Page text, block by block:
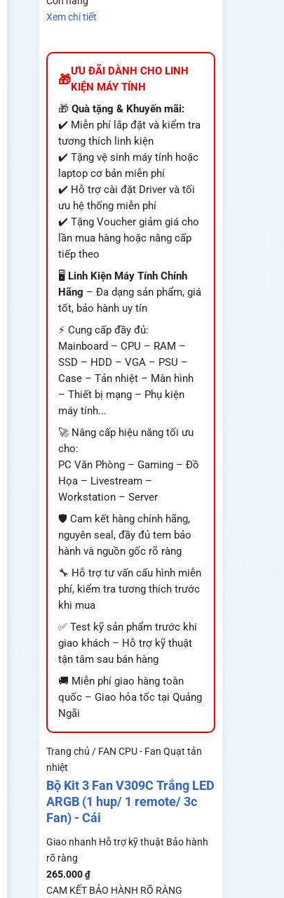
Xem chi tiết
ƯU ĐÃI DÀNH CHO LINH
KIỆN MÁY TÍNH
🎁Quà tặng & Khuyến mãi:
✔️ Miễn phí lắp đặt và kiểm tra
tương thích linh kiện
✔️ Tặng vệ sinh máy tính hoặc
laptop cơ bản miễn phí
✔️ Hỗ trợ cài đặt Driver và tối
ưu hệ thống miễn phí
✔️ Tặng Voucher giảm giá cho
lần mua hàng hoặc nâng cấp
tiếp theo
🖥️ Linh Kiện Máy Tính Chính
Hãng – Đa dạng sản phẩm, giá
tốt, bảo hành uy tín
⚡ Cung cấp đầy đủ:
Mainboard – CPU – RAM –
SSD – HDD – VGA – PSU –
Case – Tản nhiệt – Màn hình
– Thiết bị mạng – Phụ kiện
máy tính...
🚀 Nâng cấp hiệu năng tối ưu
cho:
PC Văn Phòng – Gaming – Đồ
Họa – Livestream –
Workstation – Server
🛡️ Cam kết hàng chính hãng,
nguyên seal, đầy đủ tem bảo
hành và nguồn gốc rõ ràng
🔧 Hỗ trợ tư vấn cấu hình miễn
phí, kiểm tra tương thích trước
khi mua
✅ Test kỹ sản phẩm trước khi
giao khách – Hỗ trợ kỹ thuật
tận tâm sau bán hàng
🚚 Miễn phí giao hàng toàn
quốc – Giao hỏa tốc tại Quảng
Ngãi
Trang chủ / FAN CPU - Fan Quạt tản
nhiệt
Bộ Kit 3 Fan V309C Trắng LED
ARGB (1 hup/ 1 remote/ 3c
Fan) - Cái
Giao nhanh Hỗ trợ kỹ thuật Bảo hành
rõ ràng
265.000 ₫
CAM KẾT BẢO HÀNH RÕ RÀNG